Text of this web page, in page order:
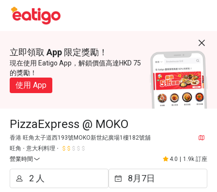
立即領取 App 限定獎勵！
現在使用 Eatigo App，解鎖價值高達HKD 75
的獎勵！
使用 App
PizzaExpress @ MOKO
香港 旺角太子道西193號MOKO新世紀廣場1樓182號舖
旺角
意大利料理
營業時間
4.0 1.9k 訂座